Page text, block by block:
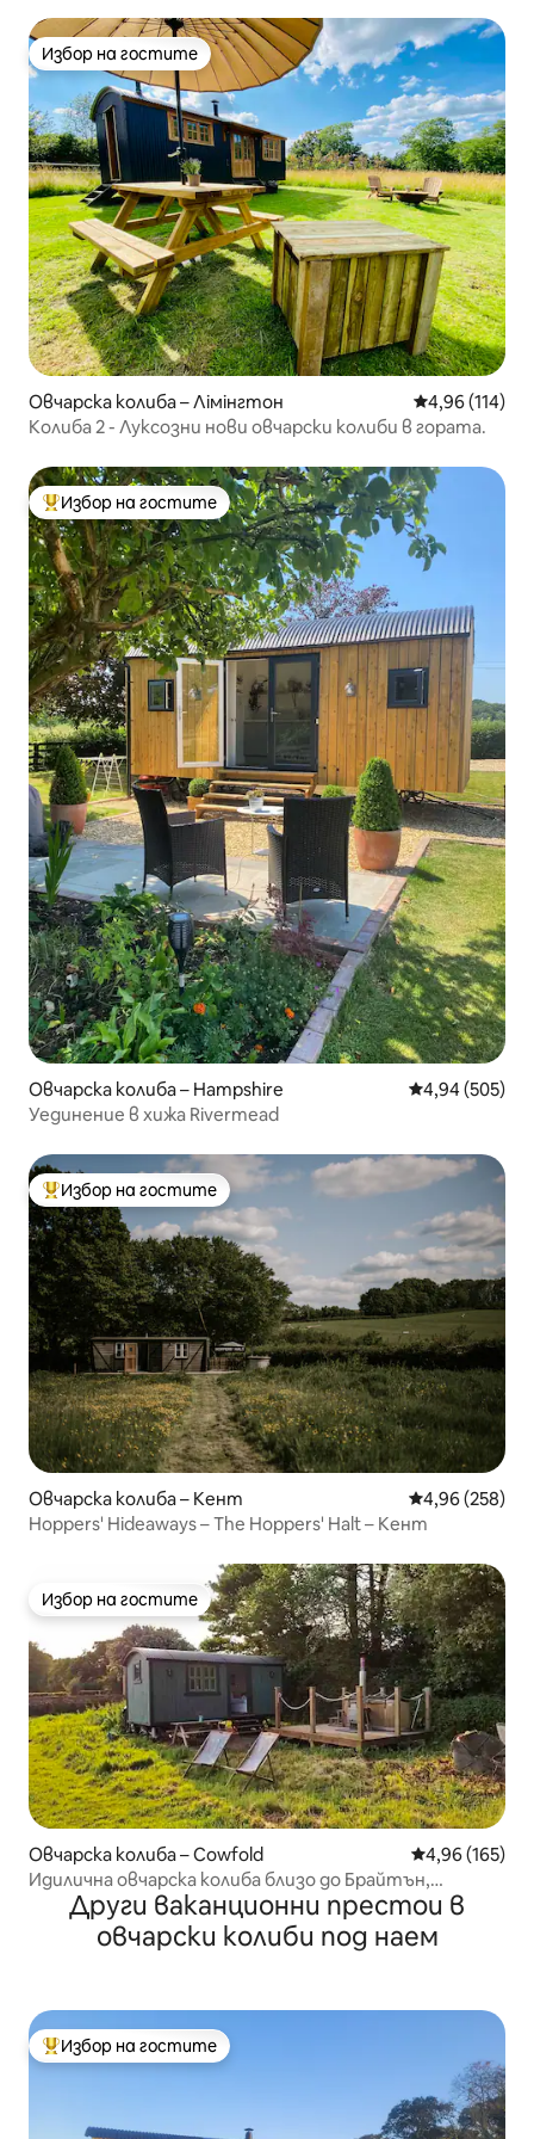
Избор на гостите
Избор на гостите
Овчарска колиба – Лімінгтон Средна
4,96 (114)
Колиба 2 - Луксозни нови овчарски колиби в гората.
Най-популярен избор на гостите
Избор на гостите
Овчарска колиба – Hampshire Средна
4,94 (505)
Уединение в хижа Rivermead
Най-популярен избор на гостите
Избор на гостите
Овчарска колиба – Кент Средна
4,96 (258)
Hoppers' Hideaways – The Hoppers' Halt – Кент
Избор на гостите
Избор на гостите
Овчарска колиба – Cowfold Средна
4,96 (165)
Идилична овчарска колиба близо до Брайтън,
хидромасажна вана, 4G Wi-Fi
Други ваканционни престои в
овчарски колиби под наем
Най-популярен избор на гостите
Избор на гостите